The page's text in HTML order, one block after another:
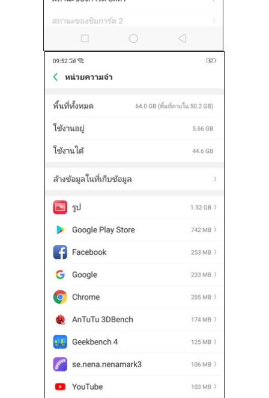
แอพพลิเคชั่นที่มาพร้อมกับตัวเครื่อง